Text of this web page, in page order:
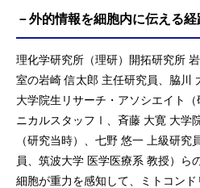
－外的情報を細胞内に伝える
理化学研究所（理研）開拓研究所
室の岩崎 信太郎 主任研究員、脇川
大学院生リサーチ・アソシエイト
ニカルスタッフⅠ、斉藤 大寛 大学
（研究当時）、七野 悠一 上級研究
員、筑波大学 医学医療系 教授）ら
細胞が重力を感知して、ミトコン